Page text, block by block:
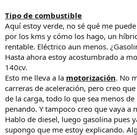
Tipo de combustible
Aquí estoy verde, no sé qué me
por los kms y cómo los hago, un
rentable. Eléctrico aun menos.
Hasta ahora estoy acostumbrado a
140cv.
Esto me lleva a la motorización. No
carreras de aceleración, pero creo
de la carga, todo lo que sea menos
penando. Y tampoco creo que vaya a
Hablo de diesel, luego gasolina pues
supongo que me estoy explicando.